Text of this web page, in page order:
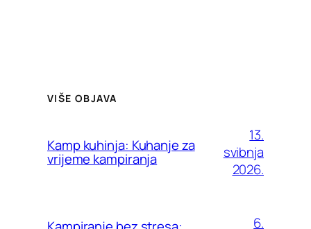
VIŠE OBJAVA
Kamp kuhinja: Kuhanje za
vrijeme kampiranja
13.
svibnja
2026.
6.